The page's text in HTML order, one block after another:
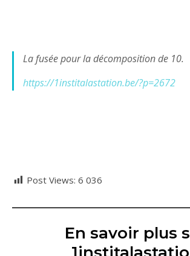
La fusée pour la décomposition de 10.
https://1institalastation.be/?p=2672
Post Views: 6 036
En savoir plus